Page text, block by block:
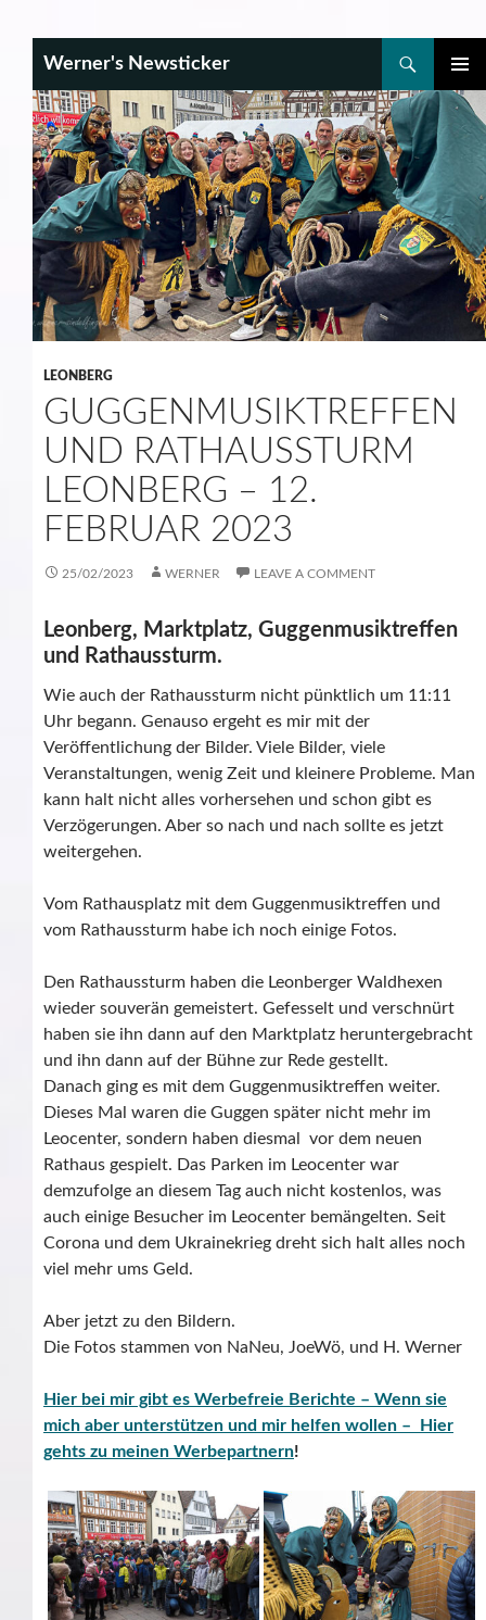
Werner's Newsticker
MENU
TO
CONTENT
LEONBERG
GUGGENMUSIKTREFFEN
UND RATHAUSSTURM
LEONBERG – 12.
FEBRUAR 2023
25/02/2023 WERNER LEAVE A COMMENT
Leonberg, Marktplatz, Guggenmusiktreffen
und Rathaussturm.
Wie auch der Rathaussturm nicht pünktlich um 11:11
Uhr begann. Genauso ergeht es mir mit der
Veröffentlichung der Bilder. Viele Bilder, viele
Veranstaltungen, wenig Zeit und kleinere Probleme. Man
kann halt nicht alles vorhersehen und schon gibt es
Verzögerungen. Aber so nach und nach sollte es jetzt
weitergehen.
Vom Rathausplatz mit dem Guggenmusiktreffen und
vom Rathaussturm habe ich noch einige Fotos.
Den Rathaussturm haben die Leonberger Waldhexen
wieder souverän gemeistert. Gefesselt und verschnürt
haben sie ihn dann auf den Marktplatz heruntergebracht
und ihn dann auf der Bühne zur Rede gestellt.
Danach ging es mit dem Guggenmusiktreffen weiter.
Dieses Mal waren die Guggen später nicht mehr im
Leocenter, sondern haben diesmal vor dem neuen
Rathaus gespielt. Das Parken im Leocenter war
demzufolge an diesem Tag auch nicht kostenlos, was
auch einige Besucher im Leocenter bemängelten. Seit
Corona und dem Ukrainekrieg dreht sich halt alles noch
viel mehr ums Geld.
Aber jetzt zu den Bildern.
Die Fotos stammen von NaNeu, JoeWö, und H. Werner
Hier bei mir gibt es Werbefreie Berichte – Wenn sie
mich aber unterstützen und mir helfen wollen – Hier
gehts zu meinen Werbepartnern!